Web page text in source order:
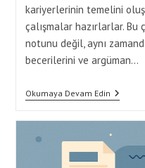
kariyerlerinin temelini
çalışmalar hazırlarlar. Bu
notunu değil, aynı
becerilerini ve argüman…
Okumaya Devam EdinHukuk
Fakültesi
Yayın
Türleri:
Rapor,